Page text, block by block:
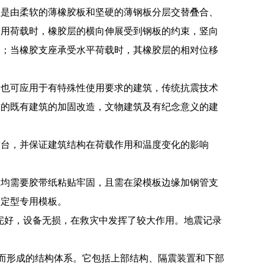
由柔软的薄橡胶板和坚硬的薄钢板分层交替叠合、
荷载时，橡胶层的横向伸展受到钢板的约束，竖向
当橡胶支座承受水平荷载时，其橡胶层的相对位移
可应用于有特殊性使用要求的建筑，传统抗震技术
既有建筑的加固改造，文物建筑及有纪念意义的建
，并保证建筑结构在荷载作用和温度变化的影响
需要胶带纸粘贴牢固，且需在梁模板边缘加钢管支
型专用模板。
，设备无损，在救灾中发挥了较大作用。地震记录
成的结构体系。它包括上部结构、隔震装置和下部